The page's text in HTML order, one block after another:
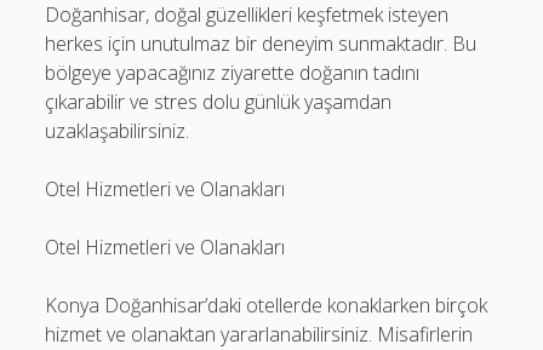
Doğanhisar, doğal güzellikleri keşfetmek isteyen
herkes için unutulmaz bir deneyim sunmaktadır. Bu
bölgeye yapacağınız ziyarette doğanın tadını
çıkarabilir ve stres dolu günlük yaşamdan
uzaklaşabilirsiniz.
Otel Hizmetleri ve Olanakları
Otel Hizmetleri ve Olanakları
Konya Doğanhisar’daki otellerde konaklarken birçok
hizmet ve olanaktan yararlanabilirsiniz. Misafirlerin